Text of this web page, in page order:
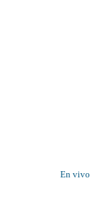
En vivo